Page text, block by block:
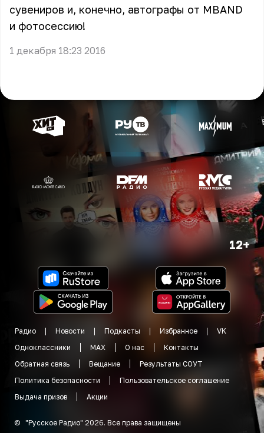
сувениров и, конечно, автографы от MBAND
и фотосессию!
1 декабря 18:23 2016
12+
Радио Новости Подкасты Избранное
VK
Одноклассники
MAX О нас
Контакты
Обратная связь
Вещание
Результаты СОУТ
Политика безопасности
Пользовательское соглашение
Выдача призов
Акции
© "Русское Радио" 2026. Все права защищены